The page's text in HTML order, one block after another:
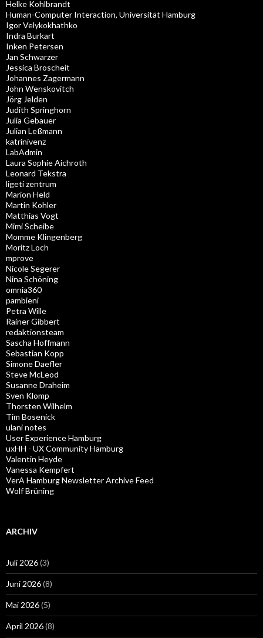
Helke Kohlbrandt
Human-Computer Interaction, Universität Hamburg
Igor Velykokhathko
Indra Burkart
Inken Petersen
Jan Schwarzer
Jessica Broscheit
Johannes Zagermann
John Wenskovitch
Jörg Jelden
Judith Springhorn
Julia Gebauer
Julian Leßmann
katrinivenz
LabAdmin
Laura Sophie Aichroth
Leonard Tekstra
ligeti zentrum
Marion Held
Martin Kohler
Matthias Vogt
Mimi Scheibe
Momme Klingenberg
Moritz Loch
mprove
Nicole Segerer
Nina Schöning
omnia360
pambieni
Petra Wille
Rainer Gibbert
redaktionsteam
Sascha Hoffmann
Sebastian Kopp
Simone Daefler
Steve McLeod
Susanne Draheim
Sven Klomp
Thorsten Wilhelm
Tim Bosenick
ulani notes
User Experience Hamburg
uxHH - UX Community Hamburg
Valentin Heyde
Vanessa Kempfert
VerA Hamburg Newsletter Archive Feed
Wolf Brüning
ARCHIV
Juli 2026(3)
Juni 2026(8)
Mai 2026(5)
April 2026(8)